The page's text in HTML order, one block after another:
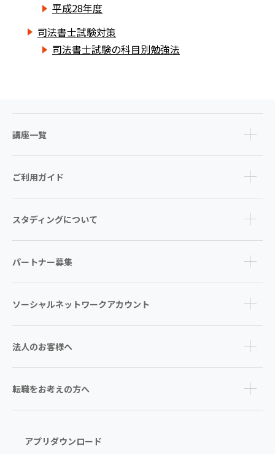
平成28年度
司法書士試験対策
司法書士試験の科目別勉強法
講座一覧
ご利用ガイド
スタディングについて
パートナー募集
ソーシャルネットワークアカウント
法人のお客様へ
転職をお考えの方へ
アプリダウンロード